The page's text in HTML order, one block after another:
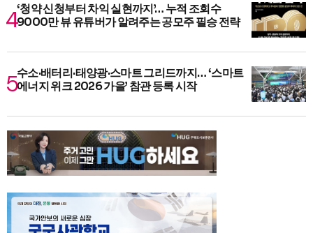
‘청약 신청부터 차익 실현까지’… 누적 조회수
9000만 뷰 유튜버가 알려주는 공모주 필승 전략
수소·배터리·태양광·스마트 그리드까지… ‘스마트
에너지 위크 2026 가을’ 참관 등록 시작